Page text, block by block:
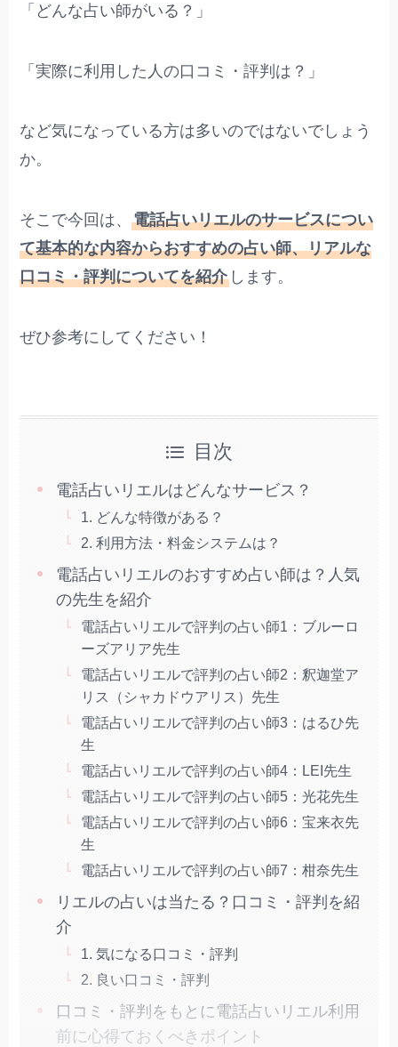
「どんな占い師がいる？」
「実際に利用した人の口コミ・評判は？」
など気になっている方は多いのではないでしょう
か。
そこで今回は、電話占いリエルのサービスについ
て基本的な内容からおすすめの占い師、リアルな
口コミ・評判についてを紹介 します。
ぜひ参考にしてください！
目次
電話占いリエルはどんなサービス？
1. どんな特徴がある？
2. 利用方法・料金システムは？
電話占いリエルのおすすめ占い師は？人気
の先生を紹介
電話占いリエルで評判の占い師1：ブルーロ
ーズアリア先生
電話占いリエルで評判の占い師2：釈迦堂ア
リス（シャカドウアリス）先生
電話占いリエルで評判の占い師3：はるひ先
生
電話占いリエルで評判の占い師4：LEI先生
電話占いリエルで評判の占い師5：光花先生
電話占いリエルで評判の占い師6：宝来衣先
生
電話占いリエルで評判の占い師7：柑奈先生
リエルの占いは当たる？口コミ・評判を紹
介
1. 気になる口コミ・評判
2. 良い口コミ・評判
口コミ・評判をもとに電話占いリエル利用
前に心得ておくべきポイント